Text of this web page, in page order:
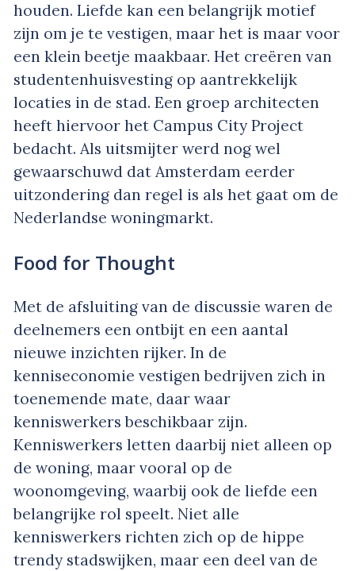
houden. Liefde kan een belangrijk motief
zijn om je te vestigen, maar het is maar voor
een klein beetje maakbaar. Het creëren van
studentenhuisvesting op aantrekkelijk
locaties in de stad. Een groep architecten
heeft hiervoor het Campus City Project
bedacht. Als uitsmijter werd nog wel
gewaarschuwd dat Amsterdam eerder
uitzondering dan regel is als het gaat om de
Nederlandse woningmarkt.
Food for Thought
Met de afsluiting van de discussie waren de
deelnemers een ontbijt en een aantal
nieuwe inzichten rijker. In de
kenniseconomie vestigen bedrijven zich in
toenemende mate, daar waar
kenniswerkers beschikbaar zijn.
Kenniswerkers letten daarbij niet alleen op
de woning, maar vooral op de
woonomgeving, waarbij ook de liefde een
belangrijke rol speelt. Niet alle
kenniswerkers richten zich op de hippe
trendy stadswijken, maar een deel van de